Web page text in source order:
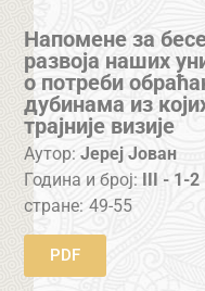
Напомене за
развоја наших
о потреби
дубинама из
трајније визије
Аутор: Јереј Јован
Година и број: III - 1-2
стране: 49-55
PDF